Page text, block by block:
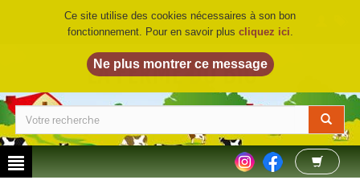
LA FERME DU BIO©
Ce site utilise des cookies nécessaires à son bon
fonctionnement. Pour en savoir plus cliquez ici.